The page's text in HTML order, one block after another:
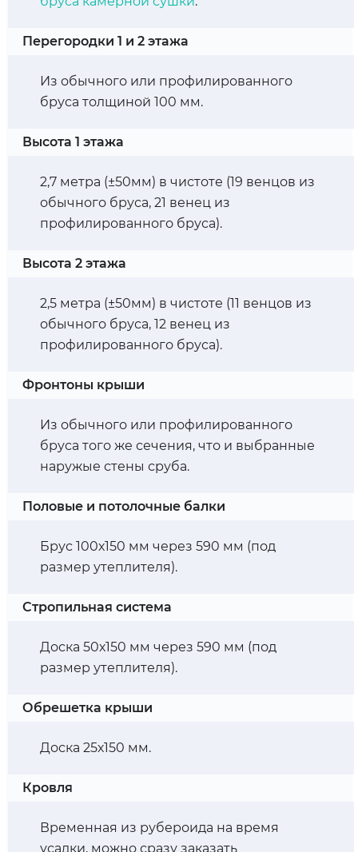
Перегородки 1 и 2 этажа
Из обычного или профилированного
бруса толщиной 100 мм.
Высота 1 этажа
2,7 метра (±50мм) в чистоте (19 венцов из
обычного бруса, 21 венец из
профилированного бруса).
Высота 2 этажа
2,5 метра (±50мм) в чистоте (11 венцов из
обычного бруса, 12 венец из
профилированного бруса).
Фронтоны крыши
Из обычного или профилированного
бруса того же сечения, что и выбранные
наружые стены сруба.
Половые и потолочные балки
Брус 100х150 мм через 590 мм (под
размер утеплителя).
Стропильная система
Доска 50х150 мм через 590 мм (под
размер утеплителя).
Обрешетка крыши
Доска 25х150 мм.
Кровля
Временная из рубероида на время
усадки, можно сразу заказать